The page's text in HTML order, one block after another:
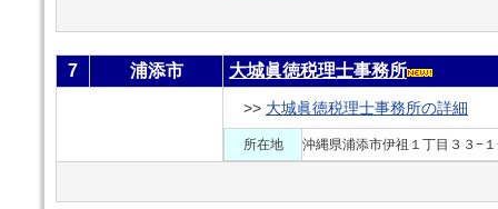
7 浦添市 大城眞徳税理士事務所
>> 大城眞徳税理士事務所の詳細
所在地 沖縄県浦添市伊祖１丁目３３−